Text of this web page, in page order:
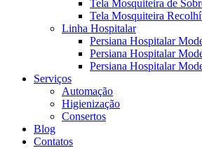
Tela Mosquiteira de
Tela Mosquiteira
Linha Hospitalar
Persiana Hospitalar
Persiana Hospitalar
Persiana Hospitalar
Serviços
Automação
Higienização
Consertos
Blog
Contatos